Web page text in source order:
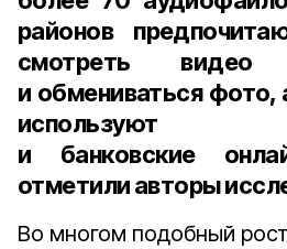
районов
смотреть
и обмениваться фото,
используют
и банковские
отметили авторы
Во многом подобный